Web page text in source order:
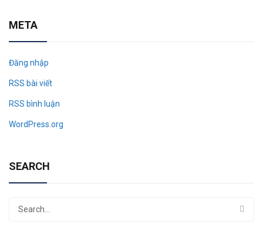
META
Đăng nhập
RSS bài viết
RSS bình luận
WordPress.org
SEARCH